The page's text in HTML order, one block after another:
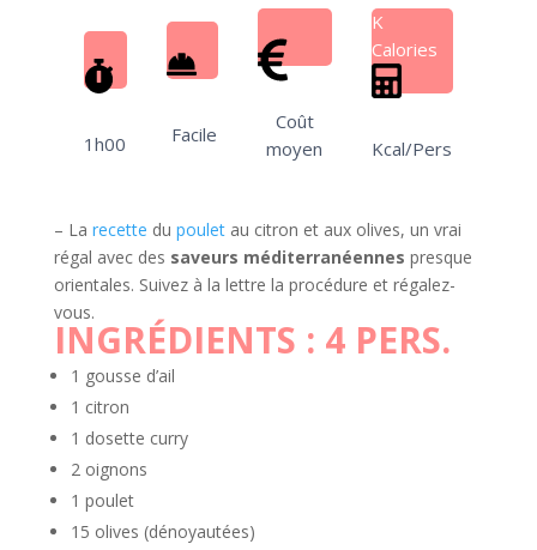
1h00 Facile
Coût
moyen
K
Calories
Kcal/Pers
– La recette du pouletau citron et aux olives, un vrai
régal avec des saveurs méditerranéennes presque
orientales. Suivez à la lettre la procédure et régalez-
vous.
INGRÉDIENTS : 4 PERS.
1 gousse d’ail
1 citron
1 dosette curry
2 oignons
1 poulet
15 olives (dénoyautées)